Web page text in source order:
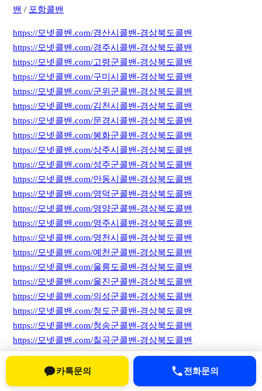
밴 / 포항콜밴
https://모넷콜밴.com/경산시콜밴-경상북도콜밴
https://모넷콜밴.com/경주시콜밴-경상북도콜밴
https://모넷콜밴.com/고령군콜밴-경상북도콜밴
https://모넷콜밴.com/구미시콜밴-경상북도콜밴
https://모넷콜밴.com/군위군콜밴-경상북도콜밴
https://모넷콜밴.com/김천시콜밴-경상북도콜밴
https://모넷콜밴.com/문경시콜밴-경상북도콜밴
https://모넷콜밴.com/봉화군콜밴-경상북도콜밴
https://모넷콜밴.com/상주시콜밴-경상북도콜밴
https://모넷콜밴.com/성주군콜밴-경상북도콜밴
https://모넷콜밴.com/안동시콜밴-경상북도콜밴
https://모넷콜밴.com/영덕군콜밴-경상북도콜밴
https://모넷콜밴.com/영양군콜밴-경상북도콜밴
https://모넷콜밴.com/영주시콜밴-경상북도콜밴
https://모넷콜밴.com/영천시콜밴-경상북도콜밴
https://모넷콜밴.com/예천군콜밴-경상북도콜밴
https://모넷콜밴.com/울릉도콜밴-경상북도콜밴
https://모넷콜밴.com/울진군콜밴-경상북도콜밴
https://모넷콜밴.com/의성군콜밴-경상북도콜밴
https://모넷콜밴.com/청도군콜밴-경상북도콜밴
https://모넷콜밴.com/청송군콜밴-경상북도콜밴
https://모넷콜밴.com/칠곡군콜밴-경상북도콜밴
https://모넷콜밴.com/포항시콜밴-경상북도콜밴
10) 경남콜밴 서비스
카톡문의 전화문의